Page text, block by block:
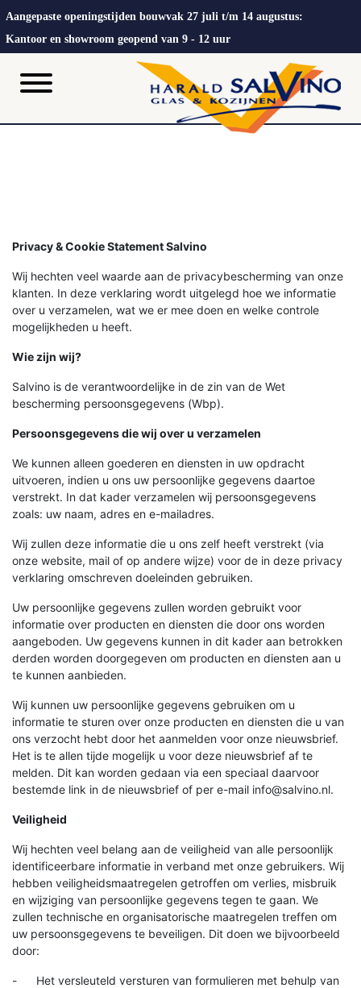
Aangepaste openingstijden bouwvak 27 juli t/m 14 augustus:
Kantoor en showroom geopend van 9 - 12 uur
Privacy & Cookie Statement Salvino
Wij hechten veel waarde aan de privacybescherming van onze
klanten. In deze verklaring wordt uitgelegd hoe we informatie
over u verzamelen, wat we er mee doen en welke controle
mogelijkheden u heeft.
Wie zijn wij?
Salvino is de verantwoordelijke in de zin van de Wet
bescherming persoonsgegevens (Wbp).
Persoonsgegevens die wij over u verzamelen
We kunnen alleen goederen en diensten in uw opdracht
uitvoeren, indien u ons uw persoonlijke gegevens daartoe
verstrekt. In dat kader verzamelen wij persoonsgegevens
zoals: uw naam, adres en e-mailadres.
Wij zullen deze informatie die u ons zelf heeft verstrekt (via
onze website, mail of op andere wijze) voor de in deze privacy
verklaring omschreven doeleinden gebruiken.
Uw persoonlijke gegevens zullen worden gebruikt voor
informatie over producten en diensten die door ons worden
aangeboden. Uw gegevens kunnen in dit kader aan betrokken
derden worden doorgegeven om producten en diensten aan u
te kunnen aanbieden.
Wij kunnen uw persoonlijke gegevens gebruiken om u
informatie te sturen over onze producten en diensten die u van
ons verzocht hebt door het aanmelden voor onze nieuwsbrief.
Het is te allen tijde mogelijk u voor deze nieuwsbrief af te
melden. Dit kan worden gedaan via een speciaal daarvoor
bestemde link in de nieuwsbrief of per e-mail info@salvino.nl.
Veiligheid
Wij hechten veel belang aan de veiligheid van alle persoonlijk
identificeerbare informatie in verband met onze gebruikers. Wij
hebben veiligheidsmaatregelen getroffen om verlies, misbruik
en wijziging van persoonlijke gegevens tegen te gaan. We
zullen technische en organisatorische maatregelen treffen om
uw persoonsgegevens te beveiligen. Dit doen we bijvoorbeeld
door:
- Het versleuteld versturen van formulieren met behulp van